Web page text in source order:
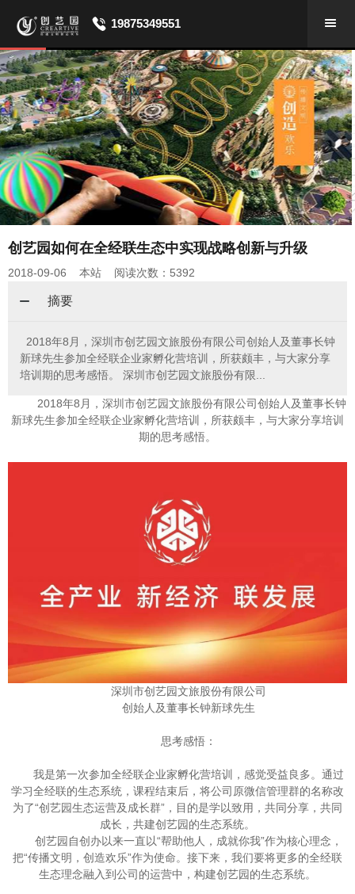
19875349551
创艺园如何在全经联生态中实现战略创新与升级
2018-09-06 本站 阅读次数：5392
摘要
2018年8月，深圳市创艺园文旅股份有限公司创始人及董事长钟
新球先生参加全经联企业家孵化营培训，所获颇丰，与大家分享
培训期的思考感悟。 深圳市创艺园文旅股份有限...
2018年8月，深圳市创艺园文旅股份有限公司创始人及董事长钟
新球先生参加全经联企业家孵化营培训，所获颇丰，与大家分享培训
期的思考感悟。
深圳市创艺园文旅股份有限公司
创始人及董事长钟新球先生
思考感悟：
我是第一次参加全经联企业家孵化营培训，感觉受益良多。通过
学习全经联的生态系统，课程结束后，将公司原微信管理群的名称改
为了“创艺园生态运营及成长群”，目的是学以致用，共同分享，共同
成长，共建创艺园的生态系统。
创艺园自创办以来一直以“帮助他人，成就你我”作为核心理念，
把“传播文明，创造欢乐”作为使命。接下来，我们要将更多的全经联
生态理念融入到公司的运营中，构建创艺园的生态系统。